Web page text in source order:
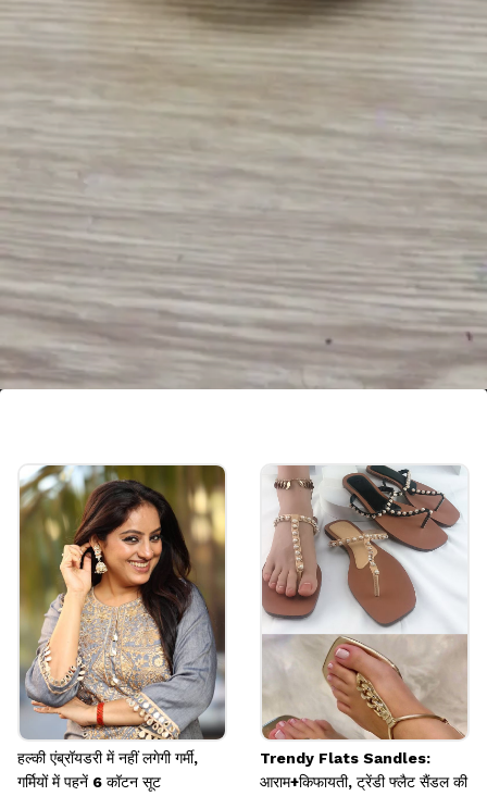
कैंडल बाउल में लाल गूलाब के फूल ग्लू से चिपकाएं। पानी से बाउल
का हाफ से ज्यादा भरें। अब इसमें कैंडल और लाल रंग के बैक्स
पेंसिल पिघला कर डालें और बत्ती एड करें। कैंडल रेडी है।
Image credits: Instagram
हल्की एंब्रॉयडरी में नहीं लगेगी गर्मी,
गर्मियों में पहनें 6 कॉटन सूट
Trendy Flats Sandles:
आराम+किफायती, ट्रेंडी फ्लैट सैंडल की